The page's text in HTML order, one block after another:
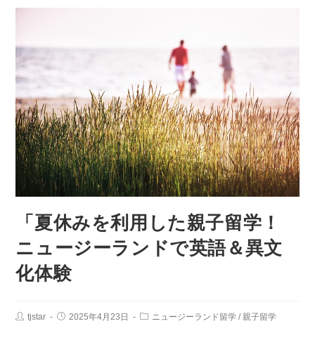
「夏休みを利用した親子留学！
ニュージーランドで英語＆異文
化体験
tjstar 2025年4月23日 ニュージーランド留学 / 親子留学